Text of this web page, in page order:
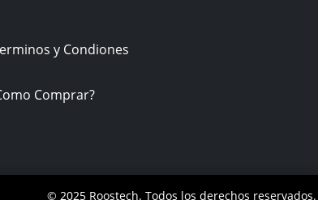
y Condiones
Comprar?
© 2025 Roostech. Todos los derechos reservados.